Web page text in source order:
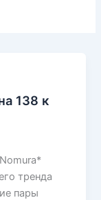
138 к
тренда
пары